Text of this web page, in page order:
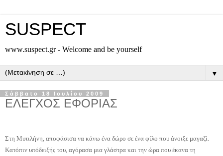
SUSPECT
www.suspect.gr - Welcome and be yourself
▼
Σάββατο 18 Ιουλίου 2009
ΕΛΕΓΧΟΣ ΕΦΟΡΙΑΣ
Στη Μυτιλήνη, αποφάσισα να κάνω ένα δώρο σε ένα φίλο που άνοιξε μαγαζί.
Κατόπιν υπόδειξής του, αγόρασα μια γλάστρα και την ώρα που έκανα τη